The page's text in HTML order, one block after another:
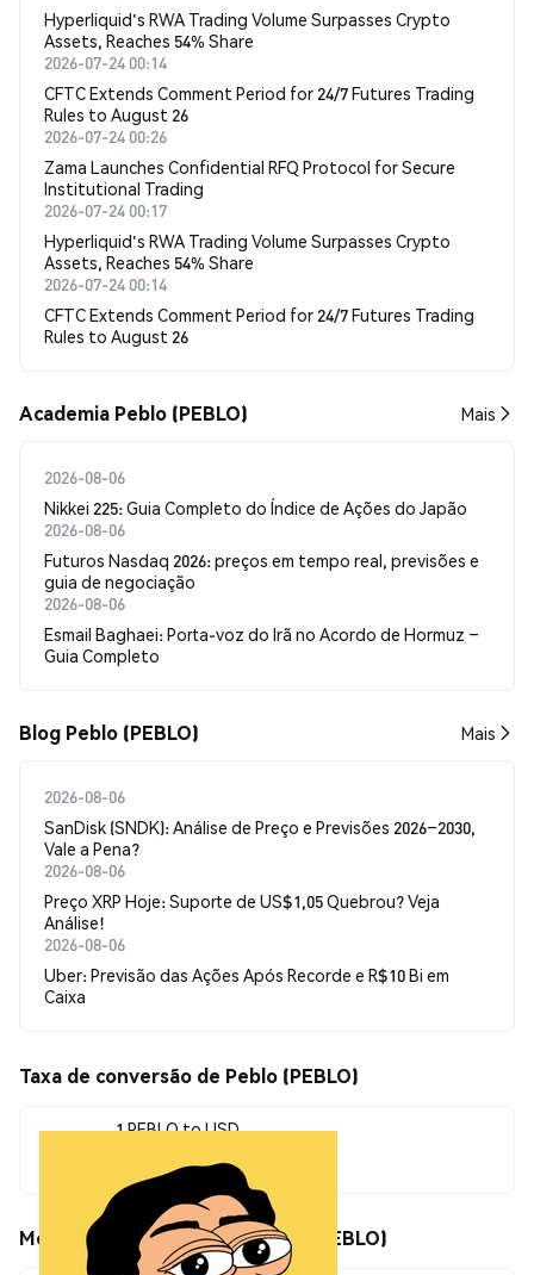
Hyperliquid's RWA Trading Volume Surpasses Crypto
Assets, Reaches 54% Share
2026-07-24 00:14
CFTC Extends Comment Period for 24/7 Futures Trading
Rules to August 26
2026-07-24 00:26
Zama Launches Confidential RFQ Protocol for Secure
Institutional Trading
2026-07-24 00:17
Hyperliquid's RWA Trading Volume Surpasses Crypto
Assets, Reaches 54% Share
2026-07-24 00:14
CFTC Extends Comment Period for 24/7 Futures Trading
Rules to August 26
Academia Peblo (PEBLO) Mais
2026-08-06
Nikkei 225: Guia Completo do Índice de Ações do Japão
2026-08-06
Futuros Nasdaq 2026: preços em tempo real, previsões e
guia de negociação
2026-08-06
Esmail Baghaei: Porta-voz do Irã no Acordo de Hormuz –
Guia Completo
Blog Peblo (PEBLO) Mais
2026-08-06
SanDisk (SNDK): Análise de Preço e Previsões 2026–2030,
Vale a Pena?
2026-08-06
Preço XRP Hoje: Suporte de US$1,05 Quebrou? Veja
Análise!
2026-08-06
Uber: Previsão das Ações Após Recorde e R$10 Bi em
Caixa
Taxa de conversão de Peblo (PEBLO)
1 PEBLO to USD
$0.00000323
Movimentos de preço de Peblo (PEBLO)